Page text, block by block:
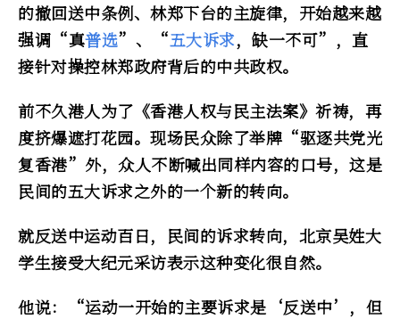
的撤回送中条例、林郑下台的主旋律，开始越来越
强调“真普选”、“五大诉求，缺一不可”，直
接针对操控林郑政府背后的中共政权。
前不久港人为了《香港人权与民主法案》祈祷，再
度挤爆遮打花园。现场民众除了举牌“驱逐共党光
复香港”外，众人不断喊出同样内容的口号，这是
民间的五大诉求之外的一个新的转向。
就反送中运动百日，民间的诉求转向，北京吴姓大
学生接受大纪元采访表示这种变化很自然。
他说：“运动一开始的主要诉求是‘反送中’，但